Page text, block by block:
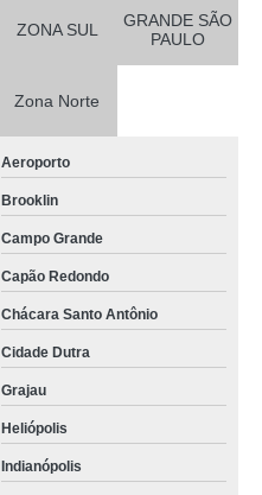
ZONA SUL
GRANDE SÃO
PAULO
Zona Norte
Aeroporto
Brooklin
Campo Grande
Capão Redondo
Chácara Santo Antônio
Cidade Dutra
Grajau
Heliópolis
Indianópolis